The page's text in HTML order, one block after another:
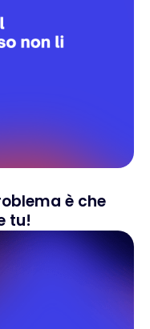
è che
tu!